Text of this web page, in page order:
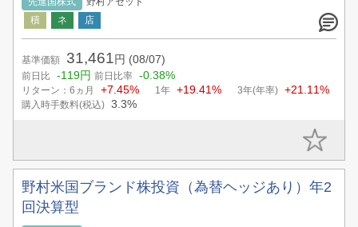
基準価額 31,461 円 (08/07)
前日比 -119円 前日比率 -0.38%
リターン：6ヵ月 +7.45% 1年 +19.41% 3年(年率) +21.11%
購入時手数料(税込) 3.3%
野村米国ブランド株投資（為替ヘッジあり）年2
回決算型